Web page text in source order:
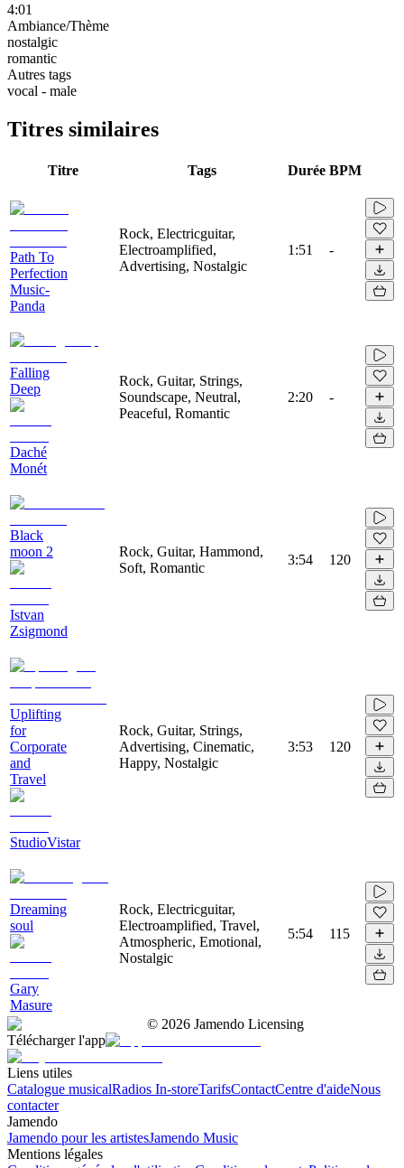
4:01
Ambiance/Thème
nostalgic
romantic
Autres tags
vocal - male
Titres similaires
Titre Tags Durée BPM
Path To
Perfection
Music-
Panda
Rock, Electricguitar,
Electroamplified,
Advertising, Nostalgic
1:51 -
Falling
Deep
Daché
Monét
Rock, Guitar, Strings,
Soundscape, Neutral,
Peaceful, Romantic
2:20 -
Black
moon 2
Istvan
Zsigmond
Rock, Guitar, Hammond,
Soft, Romantic
3:54 120
Uplifting
for
Corporate
and
Travel
StudioVistar
Rock, Guitar, Strings,
Advertising, Cinematic,
Happy, Nostalgic
3:53 120
Dreaming
soul
Gary
Masure
Rock, Electricguitar,
Electroamplified, Travel,
Atmospheric, Emotional,
Nostalgic
5:54 115
© 2026 Jamendo Licensing
Télécharger l'app
Liens utiles
Catalogue musicalRadios In-storeTarifsContactCentre d'aideNous
contacter
Jamendo
Jamendo pour les artistesJamendo Music
Mentions légales